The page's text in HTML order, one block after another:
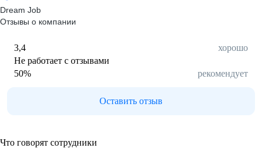
Dream Job
Отзывы о компании
3,4
хорошо
Не работает с отзывами
50% рекомендует
Оставить отзыв
Что говорят сотрудники